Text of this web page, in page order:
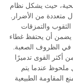
حيث يشكل نظام
متعددة من الأضرار.
والتمزقات
يضمن أن يحتفظ غطاء
في الظروف الصعبة.
أكثر القوى تدميرًا
ملحوظ عندما يتم
المقاومة الطبيعية